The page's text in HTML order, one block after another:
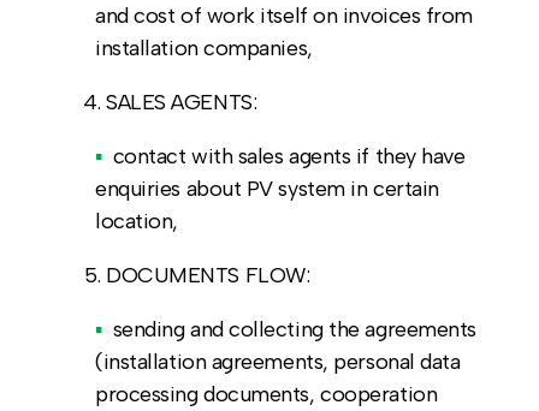
and cost of work itself on invoices from
installation companies,
SALES AGENTS:
contact with sales agents if they have
enquiries about PV system in certain
location,
DOCUMENTS FLOW:
sending and collecting the agreements
(installation agreements, personal data
processing documents, cooperation